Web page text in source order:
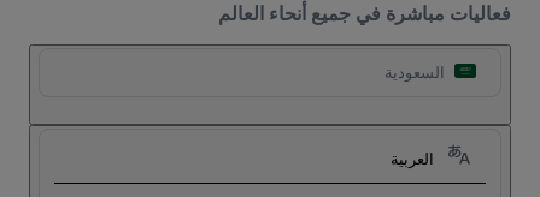
فعاليات مباشرة في جميع أنحاء العالم
السعودية
العربية